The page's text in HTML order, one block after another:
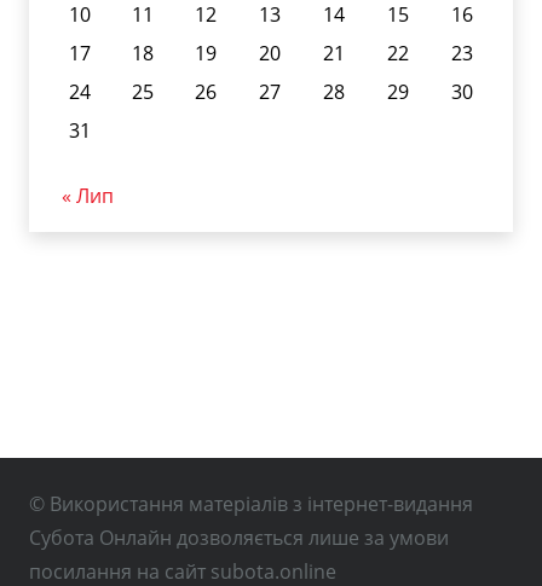
10
11 12 13 14 15
16
17
18 19 20 21 22
23
24
25 26 27 28 29
30
31
« Лип
© Використання матеріалів з інтернет-видання
Субота Онлайн дозволяється лише за умови
посилання на сайт subota.online